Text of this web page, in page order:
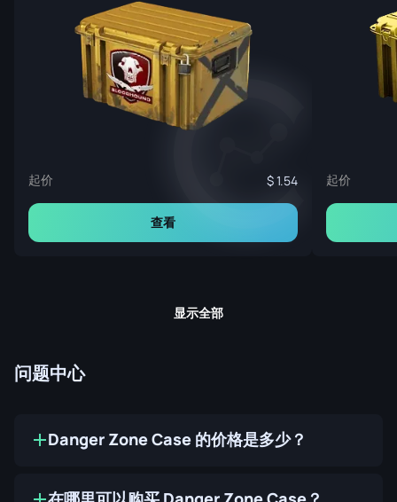
起价 1.54
查看
起价
显示全部
问题中心
Danger Zone Case 的价格是多少？